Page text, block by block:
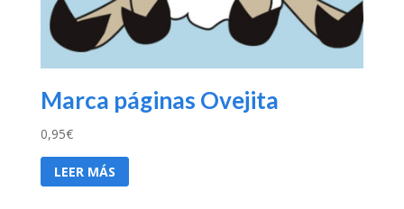
Marca páginas Ovejita
0,95€
LEER MÁS